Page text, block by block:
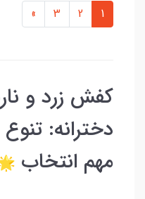
1
2
3
»
کفش زرد و
دخترانه:
مهم انتخاب